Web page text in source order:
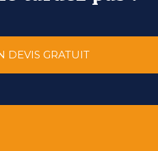
DEVIS GRATUIT